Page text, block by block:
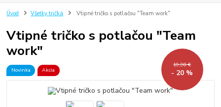
Úvod Všetky tričká Vtipné tričko s potlačou "Team work"
Vtipné tričko s potlačou "Team
work"
Novinka Akcia
19,90 €
- 20 %